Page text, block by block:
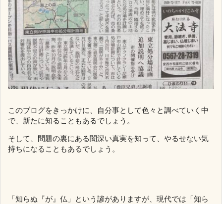
このブログをきっかけに、自分事として色々と調べていく中
で、新たに知ることもあるでしょう。
そして、問題の裏にある闇深い真実を知って、やるせない気
持ちになることもあるでしょう。
「知らぬ『が』仏」という諺がありますが、現代では「知ら